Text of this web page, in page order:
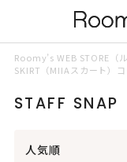
Roomy’s WEB STORE（
SKIRT（MIIAスカート）
STAFF SNAP
人気順